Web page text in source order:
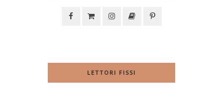
LETTORI FISSI